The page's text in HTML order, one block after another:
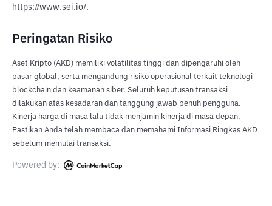
https://www.sei.io/.
Peringatan Risiko
Aset Kripto (AKD) memiliki volatilitas tinggi dan dipengaruhi oleh
pasar global, serta mengandung risiko operasional terkait teknologi
blockchain dan keamanan siber. Seluruh keputusan transaksi
dilakukan atas kesadaran dan tanggung jawab penuh pengguna.
Kinerja harga di masa lalu tidak menjamin kinerja di masa depan.
Pastikan Anda telah membaca dan memahami Informasi Ringkas AKD
sebelum memulai transaksi.
Powered by: